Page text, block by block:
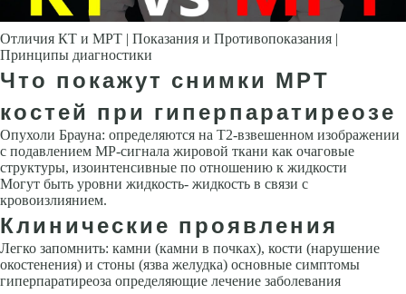
Отличия КТ и МРТ | Показания и Противопоказания |
Принципы диагностики
Что покажут снимки МРТ
костей при гиперпаратиреозе
Опухоли Брауна: определяются на Т2-взвешенном изображении
с подавлением МР-сигнала жировой ткани как очаговые
структуры, изоинтенсивные по отношению к жидкости
Могут быть уровни жидкость- жидкость в связи с
кровоизлиянием.
Клинические проявления
Легко запомнить: камни (камни в почках), кости (нарушение
окостенения) и стоны (язва желудка) основные симптомы
гиперпаратиреоза определяющие лечение заболевания